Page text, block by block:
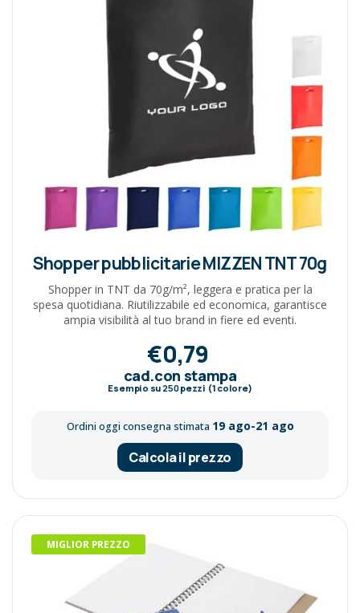
Shopper pubblicitarie MIZZEN TNT 70g
Shopper in TNT da 70g/m², leggera e pratica per la
spesa quotidiana. Riutilizzabile ed economica, garantisce
ampia visibilità al tuo brand in fiere ed eventi.
€0,79
cad.con stampa
Esempio su 250pezzi (1 colore)
Ordini oggi consegna stimata 19 ago-21 ago
Calcola il prezzo
MIGLIOR PREZZO